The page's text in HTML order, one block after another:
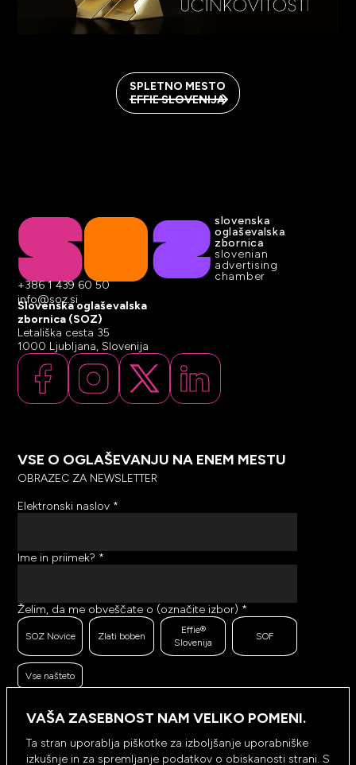
SPLETNO MESTO
EFFIE SLOVENIJA
slovenska
oglaševalska
zbornica
slovenian
advertising
chamber
+386 1 439 60 50
info@soz.si
Slovenska oglaševalska
zbornica (SOZ)
Letališka cesta 35
1000 Ljubljana, Slovenija
VSE O OGLAŠEVANJU NA ENEM MESTU
OBRAZEC ZA NEWSLETTER
Elektronski naslov *
Ime in priimek? *
SOZ Novice Zlati boben
Effie®
Slovenija
SOF
Vse našteto
Želim, da me obveščate o (označite izbor) *
zanimivo vsebino, bi želeli meriti odzive na poslana
sporočila. Ali nam dovolite, da beležimo, hranimo
prikaze prejetih sporočil ter klike na povezave v
prejetih sporočilih? *
VAŠA ZASEBNOST NAM VELIKO POMENI.
Ta stran uporablja piškotke za izboljšanje uporabniške
izkušnje in za spremljanje podatkov o obiskanosti strani. S